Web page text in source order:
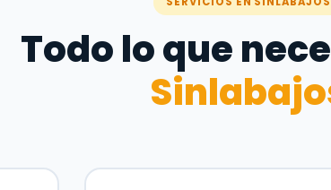
Todo lo que